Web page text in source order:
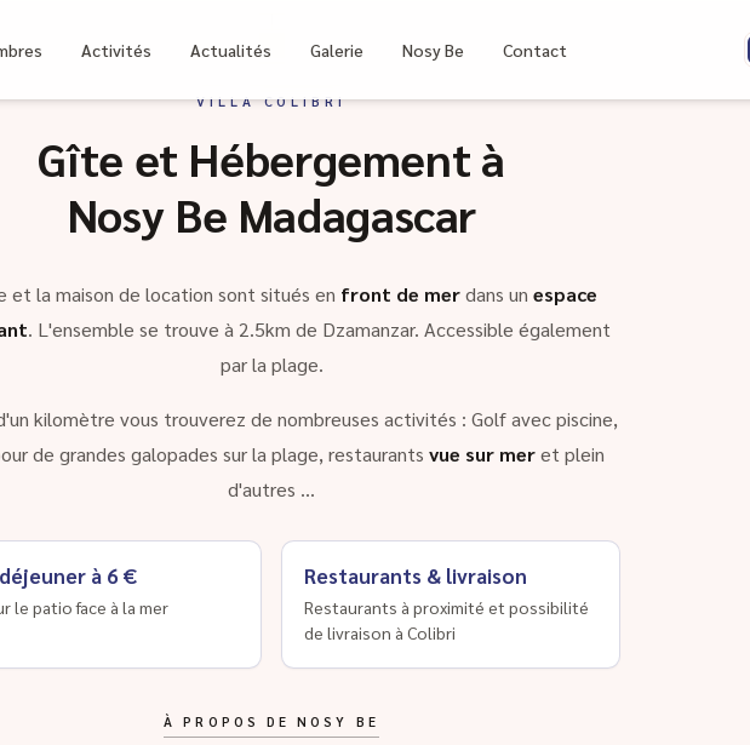
Activités Actualités Galerie Nosy Be Contact
VILLA COLIBRI
Gîte et Hébergement à
Nosy Be Madagascar
et la maison de location sont situés en front de merdans un espace
. L'ensemble se trouve à 2.5km de Dzamanzar. Accessible également
par la plage.
kilomètre vous trouverez de nombreuses activités : Golf avec piscine,
de grandes galopades sur la plage, restaurants vue sur meret plein
d'autres …
à 6 €
le patio face à la mer
Restaurants & livraison
Restaurants à proximité et possibilité
de livraison à Colibri
À PROPOS DE NOSY BE